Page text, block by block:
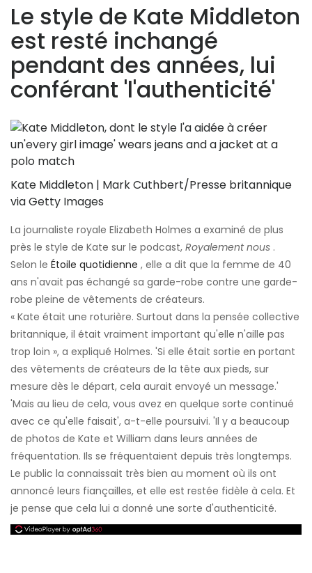
Le style de Kate Middleton
est resté inchangé
pendant des années, lui
conférant 'l'authenticité'
Kate Middleton | Mark Cuthbert/Presse britannique
via Getty Images
La journaliste royale Elizabeth Holmes a examiné de plus
près le style de Kate sur le podcast, Royalement nous .
Selon le Étoile quotidienne , elle a dit que la femme de 40
ans n'avait pas échangé sa garde-robe contre une garde-
robe pleine de vêtements de créateurs.
« Kate était une roturière. Surtout dans la pensée collective
britannique, il était vraiment important qu'elle n'aille pas
trop loin », a expliqué Holmes. 'Si elle était sortie en portant
des vêtements de créateurs de la tête aux pieds, sur
mesure dès le départ, cela aurait envoyé un message.'
'Mais au lieu de cela, vous avez en quelque sorte continué
avec ce qu'elle faisait', a-t-elle poursuivi. 'Il y a beaucoup
de photos de Kate et William dans leurs années de
fréquentation. Ils se fréquentaient depuis très longtemps.
Le public la connaissait très bien au moment où ils ont
annoncé leurs fiançailles, et elle est restée fidèle à cela. Et
je pense que cela lui a donné une sorte d'authenticité.